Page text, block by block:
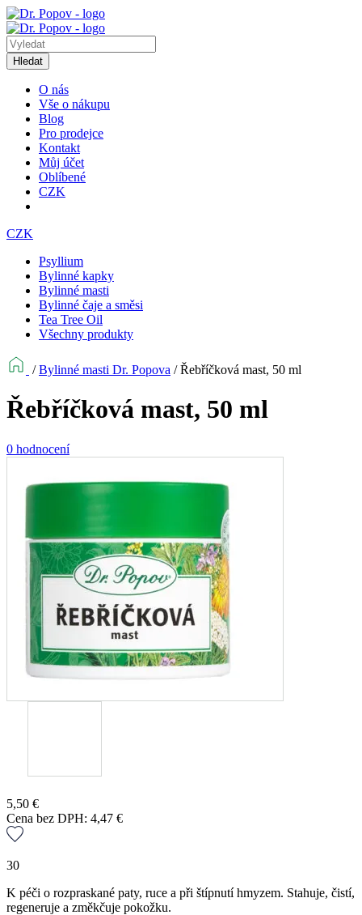
Hledat
O nás
Vše o nákupu
Blog
Pro prodejce
Kontakt
Můj účet
Oblíbené
CZK
CZK
Psyllium
Bylinné kapky
Bylinné masti
Bylinné čaje a směsi
Tea Tree Oil
Všechny produkty
/Bylinné masti Dr. Popova /Řebříčková mast, 50 ml
Řebříčková mast, 50 ml
0 hodnocení
5,50 €
Cena bez DPH: 4,47 €
30
K péči o rozpraskané paty, ruce a při štípnutí hmyzem. Stahuje, čistí,
regeneruje a změkčuje pokožku.